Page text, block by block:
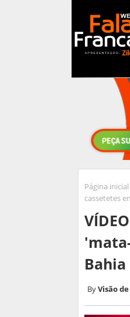
Página inicial
cassetetes
Bahia
Visão